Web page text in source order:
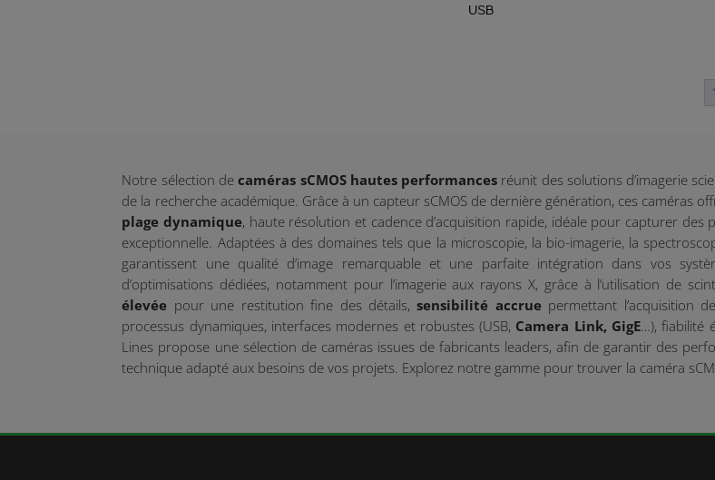
USB
1
Notre sélection decaméras sCMOS hautes performances réunit des solutions d’imagerie
de la recherche académique. Grâce à un capteur sCMOS de dernière génération, ces caméras
plage dynamique, haute résolution et cadence d’acquisition rapide, idéale pour capturer
exceptionnelle. Adaptées à des domaines tels que la microscopie, la bio-imagerie, la
garantissent une qualité d’image remarquable et une parfaite intégration dans vos
d’optimisations dédiées, notamment pour l’imagerie aux rayons X, grâce à l’utilisation de
élevée pour une restitution fine des détails,sensibilité accrue permettant l’acquisition
processus dynamiques, interfaces modernes et robustes (USB, Camera Link, GigE …),
Lines propose une sélection de caméras issues de fabricants leaders, afin de garantir des
technique adapté aux besoins de vos projets. Explorez notre gamme pour trouver la caméra